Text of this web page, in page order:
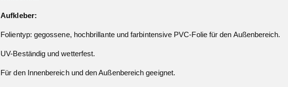
Aufkleber:
Folientyp: gegossene, hochbrillante und farbintensive PVC-Folie für den Außenbereich.
UV-Beständig und wetterfest.
Für den Innenbereich und den Außenbereich geeignet.